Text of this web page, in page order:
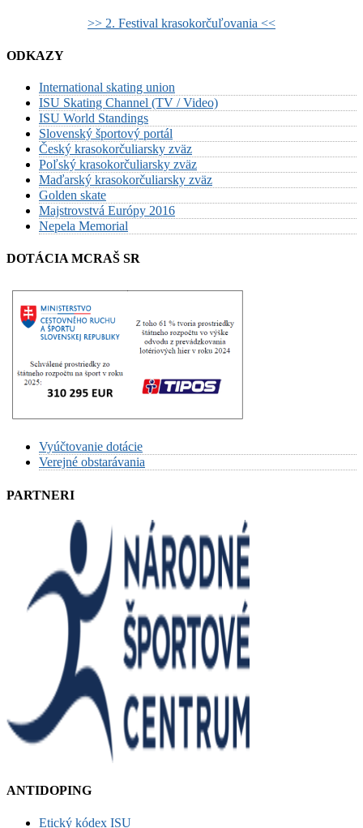
>> 2. Festival krasokorčuľovania <<
ODKAZY
International skating union
ISU Skating Channel (TV / Video)
ISU World Standings
Slovenský športový portál
Český krasokorčuliarsky zväz
Poľský krasokorčuliarsky zväz
Maďarský krasokorčuliarsky zväz
Golden skate
Majstrovstvá Európy 2016
Nepela Memorial
DOTÁCIA MCRAŠ SR
Vyúčtovanie dotácie
Verejné obstarávania
PARTNERI
ANTIDOPING
Etický kódex ISU